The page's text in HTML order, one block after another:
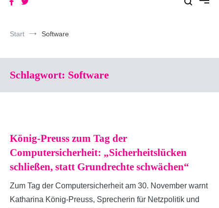
Start Software
Schlagwort: Software
König-Preuss zum Tag der
Computersicherheit: „Sicherheitslücken
schließen, statt Grundrechte schwächen“
Zum Tag der Computersicherheit am 30. November warnt
Katharina König-Preuss, Sprecherin für Netzpolitik und